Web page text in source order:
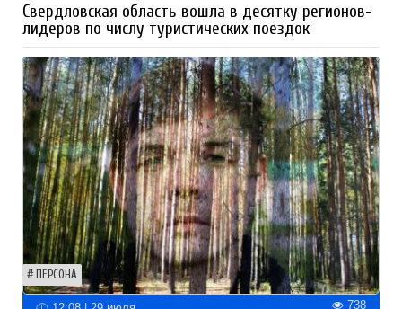
Свердловская область вошла в десятку регионов-
лидеров по числу туристических поездок
ПЕРСОНА
738